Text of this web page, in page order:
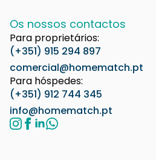
Os nossos contactos
Para proprietários:
(+351) 915 294 897
comercial@homematch.pt
Para hóspedes:
(+351) 912 744 345
info@homematch.pt